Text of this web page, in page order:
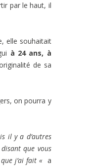
par le haut, il
elle souhaitait
à 24 ans, à
de sa
on pourra y
il y a d’autres
que vous
j’ai fait « a